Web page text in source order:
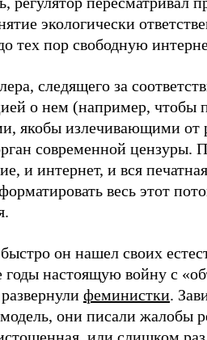
экологически
тех пор свободную
следящего за
о нем (например, чтобы
якобы излечивающими от
современной цензуры.
и интернет, и вся
весь этот
он нашел своих
годы настоящую войну с
феминистки.
они писали жалобы